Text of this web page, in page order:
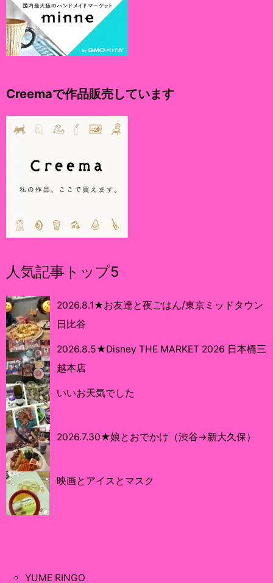
Creemaで作品販売しています
人気記事トップ5
2026.8.1★お友達と夜ごはん/東京ミッドタウン
日比谷
2026.8.5★Disney THE MARKET 2026 日本橋三
越本店
いいお天気でした
2026.7.30★娘とおでかけ（渋谷→新大久保）
映画とアイスとマスク
YUME RINGO